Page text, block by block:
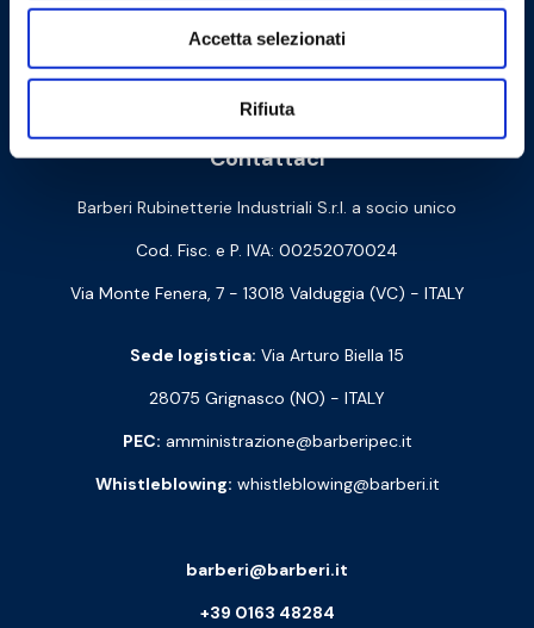
Accetta selezionati
Rifiuta
Cookie Policy Privacy Policy
Contattaci
Barberi Rubinetterie Industriali S.r.l. a socio unico
Cod. Fisc. e P. IVA: 00252070024
Via Monte Fenera, 7 - 13018 Valduggia (VC) - ITALY
Sede logistica: Via Arturo Biella 15
28075 Grignasco (NO) - ITALY
PEC: amministrazione@barberipec.it
Whistleblowing: whistleblowing@barberi.it
barberi@barberi.it
+39 0163 48284